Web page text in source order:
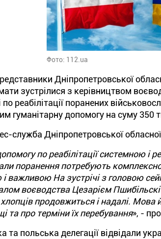
Фото: 112.ua
и Дніпропетровської
зустрілися з керівництвом
реабілітаціїпоранених
гуманітарнудопомогу на суму 350
служба Дніпропетровської
по реабілітації системною і
поранення потребують
іважливою Назустрічізголовою
воєводства Цезарієм
лопцівпродовжитьсяі надалі. Мова
тапро терміниїхперебування», -
та польська делегаціївідвідали